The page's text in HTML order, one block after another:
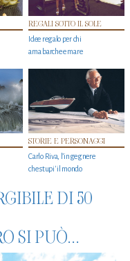
REGALI SOTTO IL SOLE
Idee regalo per chi
ama barche e mare
STORIE E PERSONAGGI
Carlo Riva, l’ingegnere
che stupi' il mondo
DI 50
SI PUÒ...